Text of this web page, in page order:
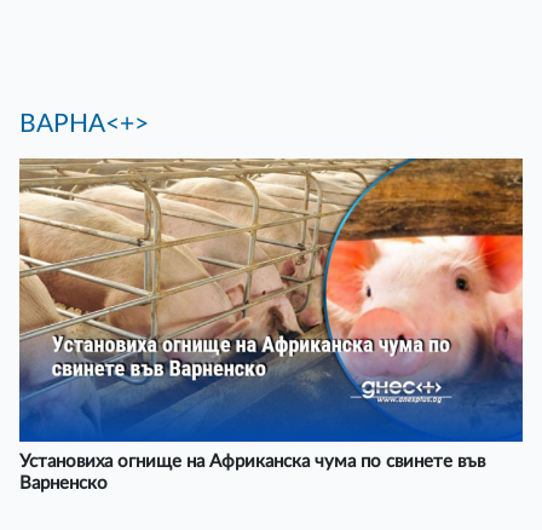
ВАРНА<+>
Установиха огнище на Африканска чума по свинете във
Варненско